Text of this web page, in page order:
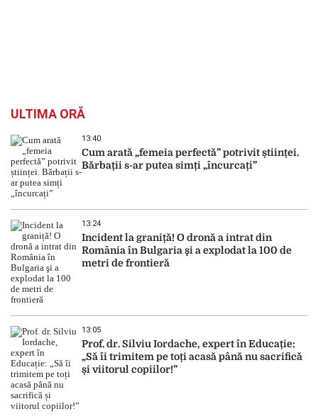
ULTIMA ORĂ
13:40
Cum arată „femeia perfectă” potrivit științei.
Bărbații s-ar putea simți „încurcați”
13:24
Incident la graniță! O dronă a intrat din
România în Bulgaria şi a explodat la 100 de
metri de frontieră
13:05
Prof. dr. Silviu Iordache, expert în Educație:
„Să îi trimitem pe toți acasă până nu sacrifică
și viitorul copiilor!”